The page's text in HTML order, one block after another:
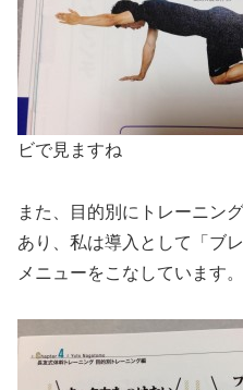
ビで見ますね
また、目的別にトレーニン
あり、私は導入として「ブ
メニューをこなしています。